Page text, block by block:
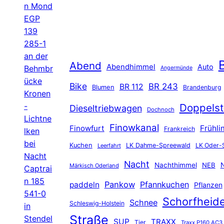
n Mond
EGP
139
285-1
an der
Behmbr
ücke
Kronen
-
Lichtne
lken
bei
Nacht
Captrai
n 185
541-0
in
Stendel
Abend Abendhimmel Angermünde Auto
Bike Blumen BR 112 BR 243 Brandenburg
Dieseltriebwagen Dochnoch
Finowfurt Finowkanal Frankreich
Kuchen Leerfahrt LK Dahme-Spreewald LK Oder-
Märkisch Oderland Nacht Nachthimmel NEB
paddeln Pankow Pfannkuchen Pflanzen
Schleswig-Holstein Schnee
Straße SUP Tier TRAXX Traxx P160 AC3